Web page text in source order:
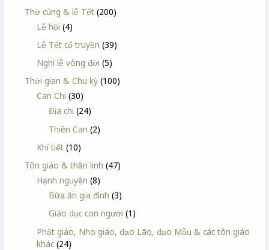
Thờ cúng & lễ Tết (200)
Lễ hội (4)
Lễ Tết cổ truyền (39)
Nghi lễ vòng đời (5)
Thời gian & Chu kỳ (100)
Can Chi (30)
Địa chi (24)
Thiên Can (2)
Khí tiết (10)
Tôn giáo & thần linh (47)
Hạnh nguyện (8)
Bữa ăn gia đình (3)
Giáo dục con người (1)
Phật giáo, Nho giáo, đạo Lão, đạo Mẫu & các tôn giáo
khác (24)